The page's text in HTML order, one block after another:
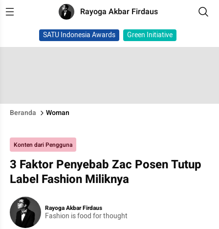
Rayoga Akbar Firdaus
SATU Indonesia Awards Green Initiative
Beranda Woman
Konten dari Pengguna
3 Faktor Penyebab Zac Posen Tutup
Label Fashion Miliknya
Rayoga Akbar Firdaus
Fashion is food for thought